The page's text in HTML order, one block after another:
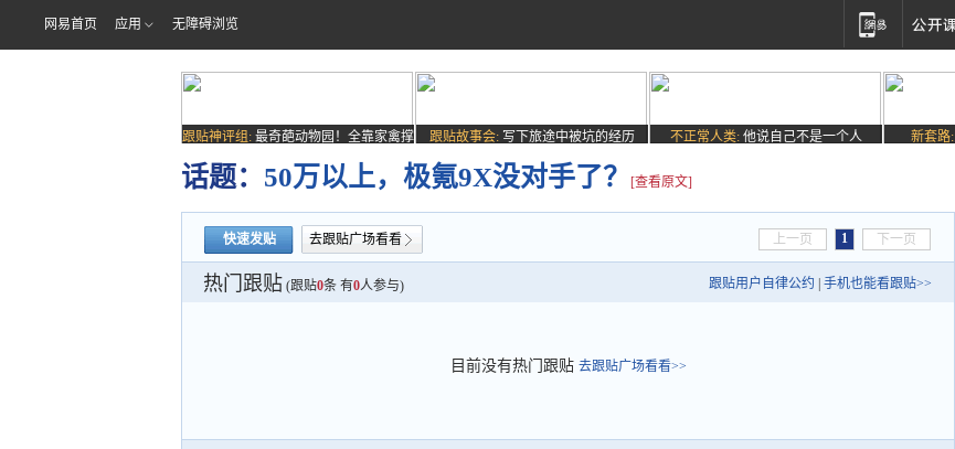
网易首页 应用 无障碍浏览
跟贴神评组: 最奇葩动物园！全靠家禽撑
场子
跟贴故事会: 写下旅途中被坑的经历 不正常人类: 他说自己不是一个人 新套路:
话题： 50万以上，极氪9X没对手了？ [查看原文]
快速发贴 去跟贴广场看看 上一页 1 下一页
热门跟贴 (跟贴0条 有0人参与) 跟贴用户自律公约 手机也能看跟贴>>
目前没有热门跟贴 去跟贴广场看看>>